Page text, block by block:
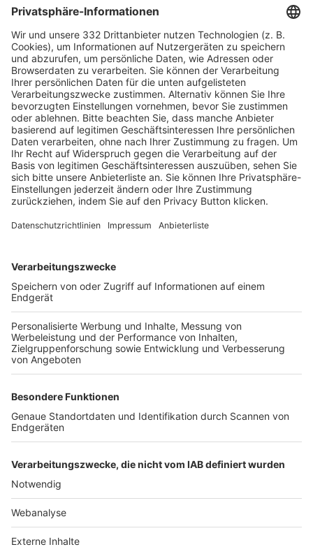
HÄUFIG BESUCHTE SEITEN
Pässe und Vereinswechsel
Trainerausbildung
Schulungsangebot Vereinsmitarbeiter
BFV-Geschäftsstellen
Trainerbörse
Login SpielPlus
FOLGE DEM BFV
TOP-VEREINE
TOP-PARTNER
Nutzungsbedingungen Datenschutz Impressum